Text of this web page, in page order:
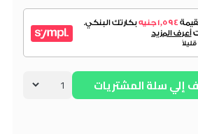
إلي سلة المشتريات